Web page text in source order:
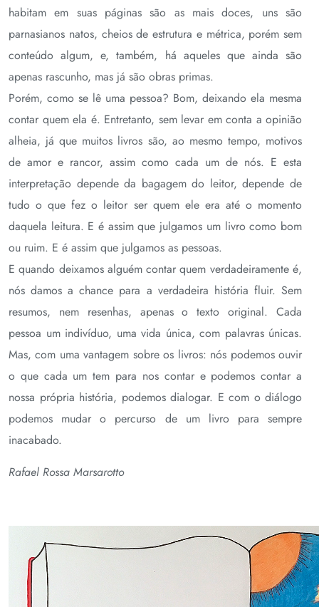
habitam em suas páginas são as mais doces, uns são
parnasianos natos, cheios de estrutura e métrica, porém sem
conteúdo algum, e, também, há aqueles que ainda são
apenas rascunho, mas já são obras primas.
Porém, como se lê uma pessoa? Bom, deixando ela mesma
contar quem ela é. Entretanto, sem levar em conta a opinião
alheia, já que muitos livros são, ao mesmo tempo, motivos
de amor e rancor, assim como cada um de nós. E esta
interpretação depende da bagagem do leitor, depende de
tudo o que fez o leitor ser quem ele era até o momento
daquela leitura. E é assim que julgamos um livro como bom
ou ruim. E é assim que julgamos as pessoas.
E quando deixamos alguém contar quem verdadeiramente é,
nós damos a chance para a verdadeira história fluir. Sem
resumos, nem resenhas, apenas o texto original. Cada
pessoa um indivíduo, uma vida única, com palavras únicas.
Mas, com uma vantagem sobre os livros: nós podemos ouvir
o que cada um tem para nos contar e podemos contar a
nossa própria história, podemos dialogar. E com o diálogo
podemos mudar o percurso de um livro para sempre
inacabado.
Rafael Rossa Marsarotto